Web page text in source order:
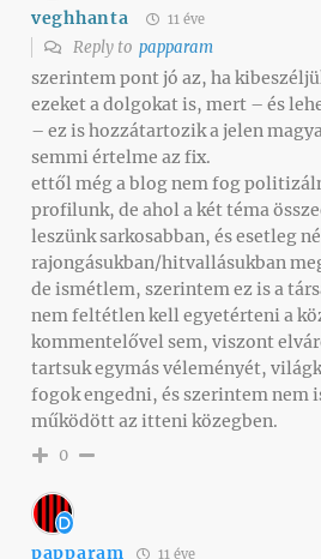
veghhanta 11 éve
Reply to papparam
szerintem pont jó az, ha
ezeket a dolgokat is, mert – és
– ez is hozzátartozik a jelen
semmi értelme az fix.
ettől még a blog nem fog
profilunk, de ahol a két téma
leszünk sarkosabban, és esetleg
rajongásukban/hitvallásukban
de ismétlem, szerintem ez is a
nem feltétlen kell egyetérteni a
kommentelővel sem, viszont
tartsuk egymás véleményét,
fogok engedni, és szerintem nem
működött az itteni közegben.
0
papparam 11 éve